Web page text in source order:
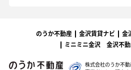
のうか不動産 金沢賃貸ナビ
金
ミニミニ金沢
金沢不
株式会社のうか不動